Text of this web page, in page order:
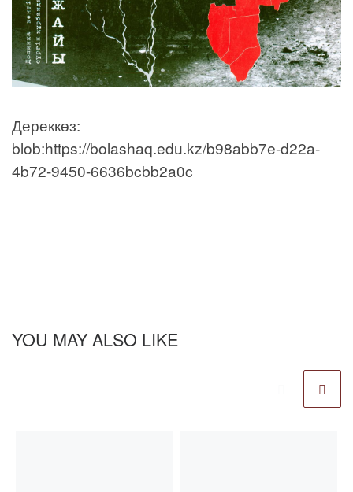
Дереккөз:
blob:https://bolashaq.edu.kz/b98abb7e-d22a-
4b72-9450-6636bcbb2a0c
YOU MAY ALSO LIKE